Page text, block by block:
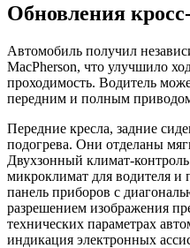
Обновления
Автомобиль получил
MacPherson, что улучшило
проходимость. Водитель
передним и полным
Передние кресла, задние
подогрева. Они отделаны
Двухзонный климат-
микроклимат для водителя и
панель приборов с
разрешением изображения
технических параметрах
индикация электронных